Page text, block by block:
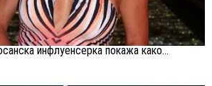
инфлуенсерка покажа како...